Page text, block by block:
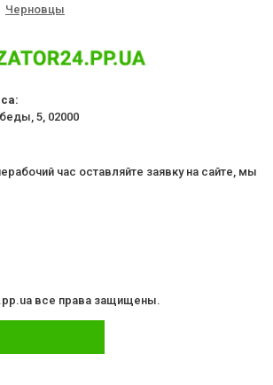
Черновцы
5, 02000
час оставляйте заявку на сайте, мы
все права защищены.